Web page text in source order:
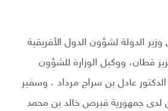
الدولة لشؤون الدول الأفريقية
قطان، ووكيل الوزارة للشؤون
عادل بن سراج مرداد ، وسفير
لدى جمهورية قبرص خالد بن محمد